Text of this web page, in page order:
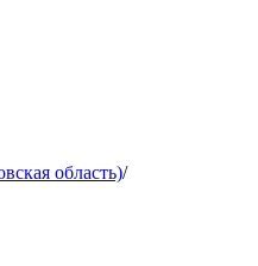
область)/